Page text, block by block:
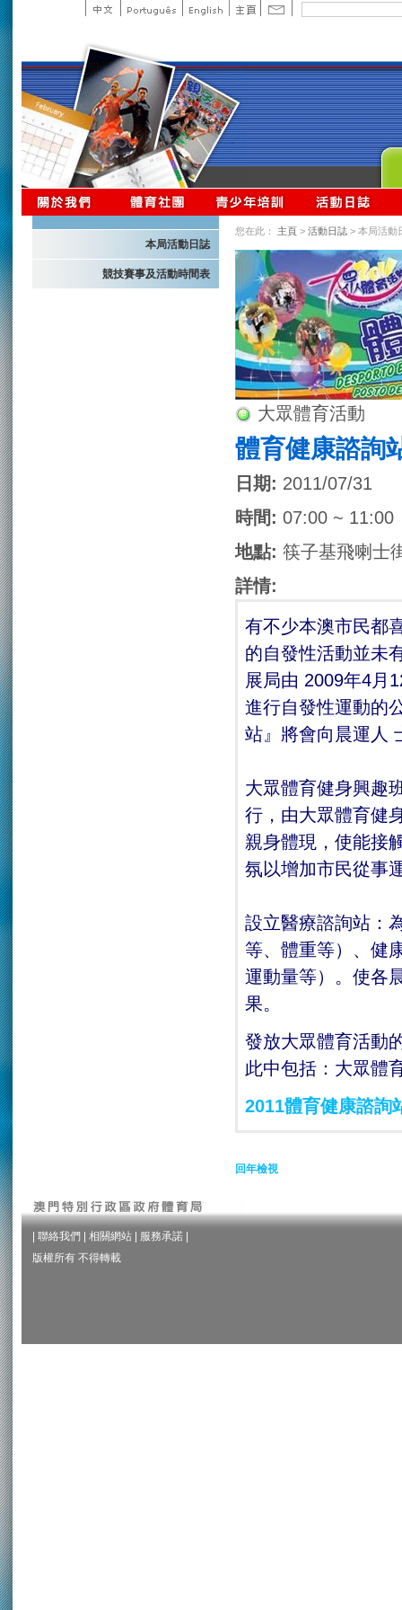
本局活動日誌
競技賽事及活動時間表
您在此： 主頁 > 活動日誌 > 本局活動
大眾體育活動
體育健康諮詢
日期: 2011/07/31
時間: 07:00 ~ 11:00
地點: 筷子基飛喇士
詳情:
有不少本澳市民都
的自發性活動並未
展局由 2009年4月
進行自發性運動的
站』將會向晨運人
大眾體育健身興趣
行，由大眾體育健
親身體現，使能接
氛以增加市民從事
設立醫療諮詢站：
等、體重等）、健
運動量等）。使各
果。
發放大眾體育活動
此中包括：大眾體
2011體育健康諮詢
回年檢視
聯絡我們 相關網站 服務承諾
版權所有 不得轉載